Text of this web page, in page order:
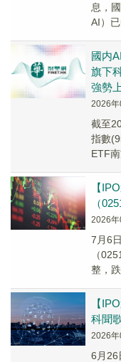
息，
AI）
國内
旗下
強勢
2026
截至
指數
ETF
【
（
2026
7月6
（
整，
【
科聞
2026
6月26